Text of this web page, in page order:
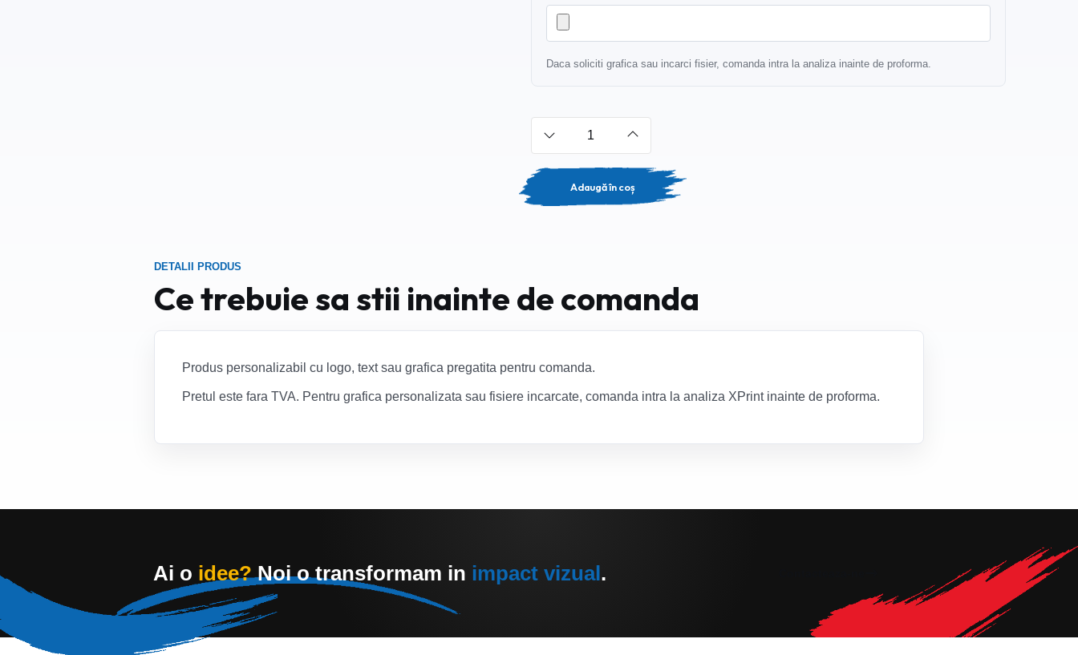
Daca soliciti grafica sau incarci fisier, comanda intra la analiza inainte de proforma.
Adaugă în coș
DETALII PRODUS
Ce trebuie sa stii inainte de comanda
Produs personalizabil cu logo, text sau grafica pregatita pentru comanda.
Pretul este fara TVA. Pentru grafica personalizata sau fisiere incarcate, comanda intra la analiza XPrint inainte de proforma.
Ai o idee?Noi o transformam in impact vizual.